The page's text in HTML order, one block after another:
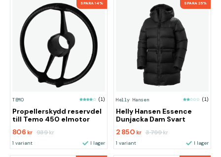
SPARA 14%
TEMO (1)
Propellerskydd reservdel
till Temo 450 elmotor
806 kr 939kr
1 variant I lager
SPARA 25%
Helly Hansen (1)
Helly Hansen Essence
Dunjacka Dam Svart
2 850 kr 3 799kr
1 variant I lager